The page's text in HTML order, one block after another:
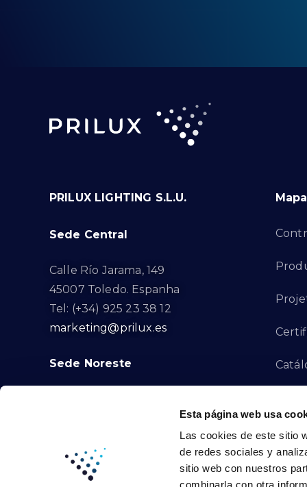
Esta página web usa
Las cookies de este sitio
de redes sociales y
sitio web con nuestros
PRILUX LIGHTING S.L.U.
Sede Central
Calle Río Jarama, 149
45007 Toledo. Espanha
Tel: (+34) 925 23 38 12
marketing@prilux.es
Sede Noreste
08791. Sant Llorenç d’Hortons.
Tel: (+34) 93 719 23 29
marketing@prilux.es